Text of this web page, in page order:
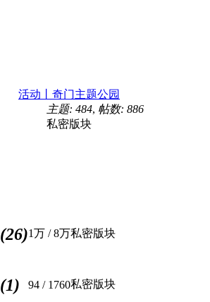
活动丨奇门主题公园
主题: 484, 帖数: 886
私密版块
(26)1万 /8万私密版块
(1) 94 / 1760私密版块